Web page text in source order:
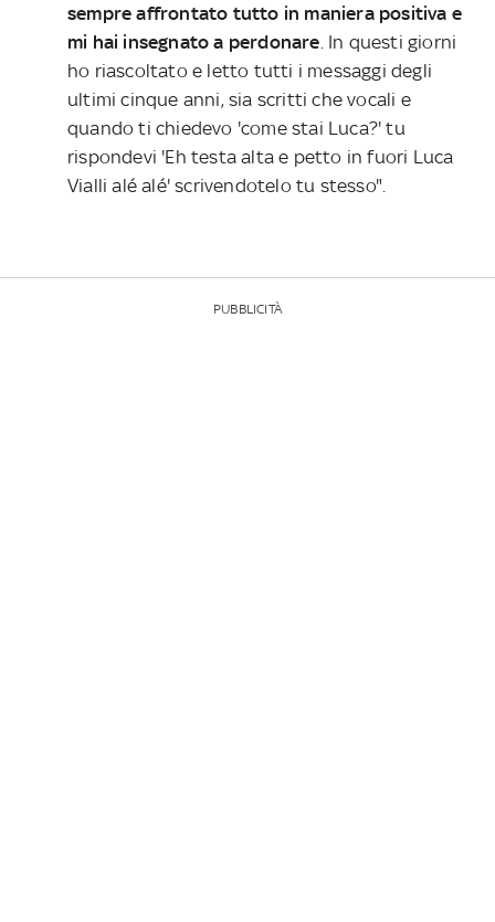
sempre affrontato tutto in maniera positiva e
mi hai insegnato a perdonare . In questi giorni
ho riascoltato e letto tutti i messaggi degli
ultimi cinque anni, sia scritti che vocali e
quando ti chiedevo 'come stai Luca?' tu
rispondevi 'Eh testa alta e petto in fuori Luca
Vialli alé alé' scrivendotelo tu stesso".
PUBBLICITÀ